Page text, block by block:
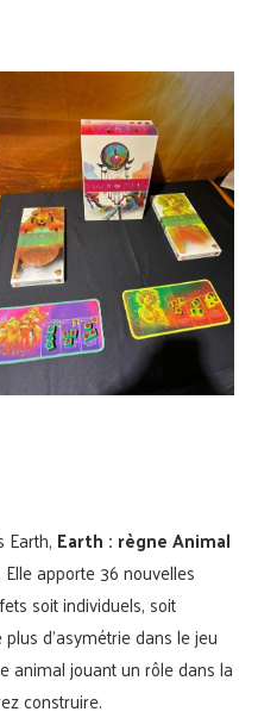
Earth, Earth : règne Animal
apporte 36 nouvelles
soit individuels, soit
d’asymétrie dans le jeu
animal jouant un rôle dans la
construire.